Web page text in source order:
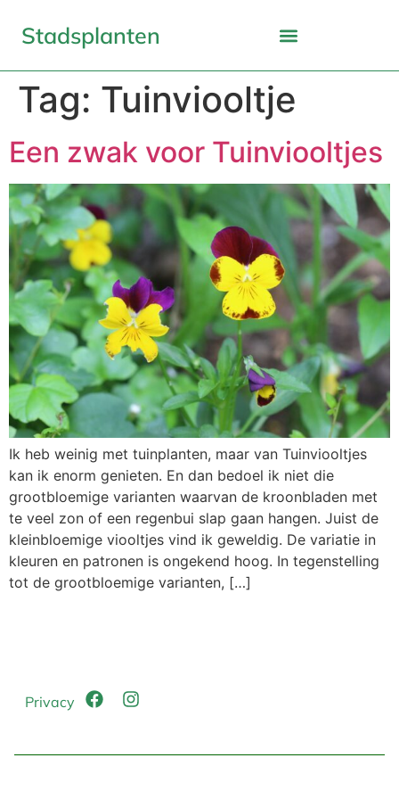
Stadsplanten
Tag: Tuinviooltje
Een zwak voor Tuinviooltjes
Ik heb weinig met tuinplanten, maar van Tuinviooltjes
kan ik enorm genieten. En dan bedoel ik niet die
grootbloemige varianten waarvan de kroonbladen met
te veel zon of een regenbui slap gaan hangen. Juist de
kleinbloemige viooltjes vind ik geweldig. De variatie in
kleuren en patronen is ongekend hoog. In tegenstelling
tot de grootbloemige varianten, […]
Privacy